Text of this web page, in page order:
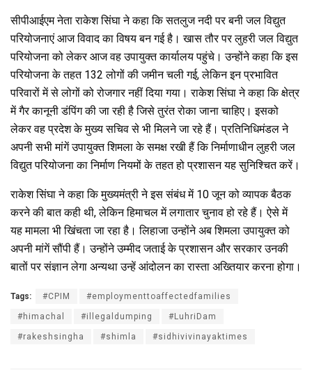
सीपीआईएम नेता राकेश सिंघा ने कहा कि सतलुज नदी पर बनी जल विद्युत
परियोजनाएं आज विवाद का विषय बन गई है। खास तौर पर लुहरी जल विद्युत
परियोजना को लेकर आज वह उपायुक्त कार्यालय पहुंचे। उन्होंने कहा कि इस
परियोजना के तहत 132 लोगों की जमीन चली गई, लेकिन इन प्रभावित
परिवारों में से लोगों को रोजगार नहीं दिया गया। राकेश सिंघा ने कहा कि क्षेत्र
में गैर कानूनी डंपिंग की जा रही है जिसे तुरंत रोका जाना चाहिए। इसको
लेकर वह प्रदेश के मुख्य सचिव से भी मिलने जा रहे हैं। प्रतिनिधिमंडल ने
अपनी सभी मांगें उपायुक्त शिमला के समक्ष रखी हैं कि निर्माणाधीन लुहरी जल
विद्युत परियोजना का निर्माण नियमों के तहत हो प्रशासन यह सुनिश्चित करें।
राकेश सिंघा ने कहा कि मुख्यमंत्री ने इस संबंध में 10 जून को व्यापक बैठक
करने की बात कही थी, लेकिन हिमाचल में लगातार चुनाव हो रहे हैं। ऐसे में
यह मामला भी खिंचता जा रहा है। लिहाजा उन्होंने अब शिमला उपायुक्त को
अपनी मांगें सौंपी हैं। उन्होंने उम्मीद जताई के प्रशासन और सरकार उनकी
बातों पर संज्ञान लेगा अन्यथा उन्हें आंदोलन का रास्ता अख्तियार करना होगा।
Tags: #CPIM #employmenttoaffectedfamilies
#himachal #illegaldumping #LuhriDam
#rakeshsingha #shimla #sidhivivinayaktimes